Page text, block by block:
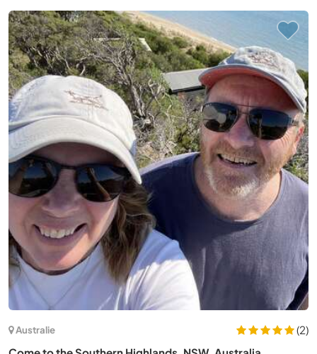
Australie
(2)